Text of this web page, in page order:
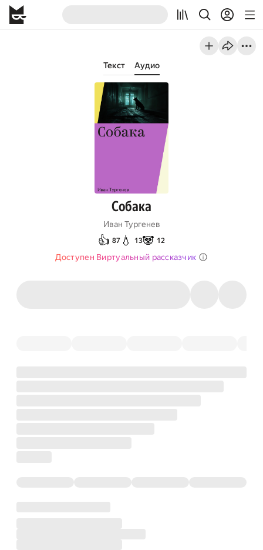
Текст Аудио
Собака
Иван Тургенев
👍 87 💧 13🐼 12
Доступен Виртуальный рассказчик